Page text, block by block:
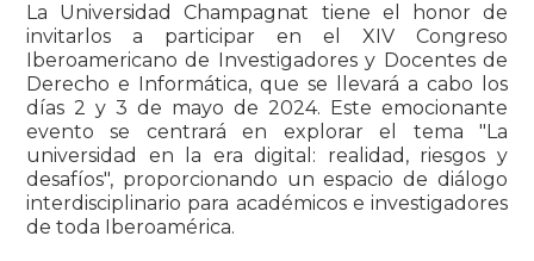
La Universidad Champagnat tiene el honor de
invitarlos a participar en el XIV Congreso
Iberoamericano de Investigadores y Docentes de
Derecho e Informática, que se llevará a cabo los
días 2 y 3 de mayo de 2024. Este emocionante
evento se centrará en explorar el tema "La
universidad en la era digital: realidad, riesgos y
desafíos", proporcionando un espacio de diálogo
interdisciplinario para académicos e investigadores
de toda Iberoamérica.